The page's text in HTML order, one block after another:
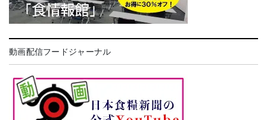
動画配信フードジャーナル